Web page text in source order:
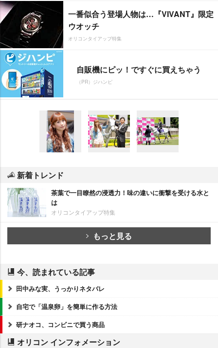
一番似合う登場人物は…『VIVANT』限定
ウオッチ
オリコンタイアップ特集
自販機にピッ！ですぐに買えちゃう
（PR）ジハンピ
新着トレンド
茶葉で一目瞭然の浸透力！味の違いに衝撃を受ける水と
は
オリコンタイアップ特集
もっと見る
今、読まれている記事
田中みな実、うっかりネタバレ
自宅で「温泉卵」を簡単に作る方法
研ナオコ、コンビニで買う商品
オリコン インフォメーション